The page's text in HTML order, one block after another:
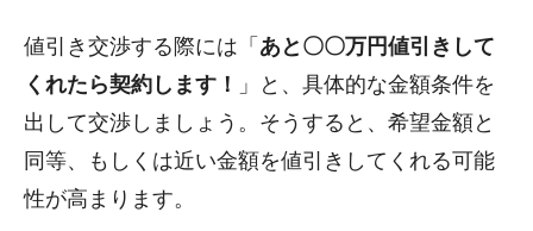
値引き交渉する際には「 あと〇〇万円値引きして
くれたら契約します！
」と、具体的な金額条件を
出して交渉しましょう。そうすると、希望金額と
同等、もしくは近い金額を値引きしてくれる可能
性が高まります。